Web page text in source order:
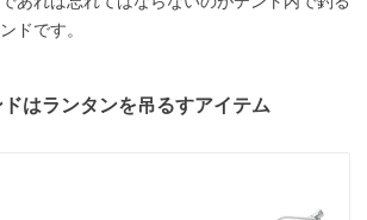
ドです。
はランタンを吊るすアイテム